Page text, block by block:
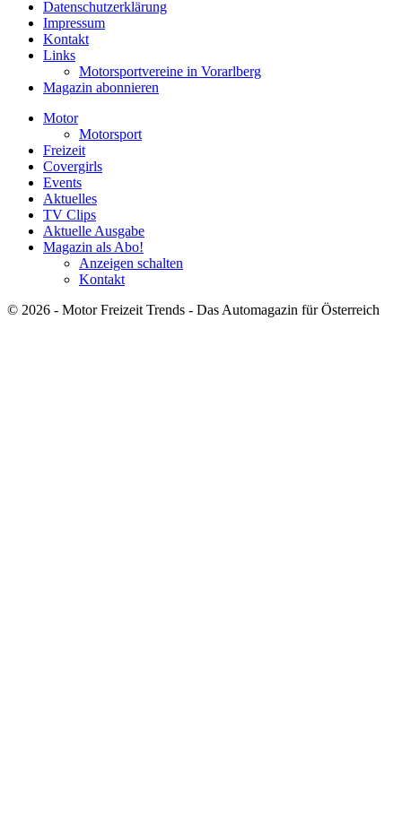
Datenschutzerklärung
Impressum
Kontakt
Links
Motorsportvereine in Vorarlberg
Magazin abonnieren
Motor
Motorsport
Freizeit
Covergirls
Events
Aktuelles
TV Clips
Aktuelle Ausgabe
Magazin als Abo!
Anzeigen schalten
Kontakt
© 2026 - Motor Freizeit Trends - Das Automagazin für Österreich